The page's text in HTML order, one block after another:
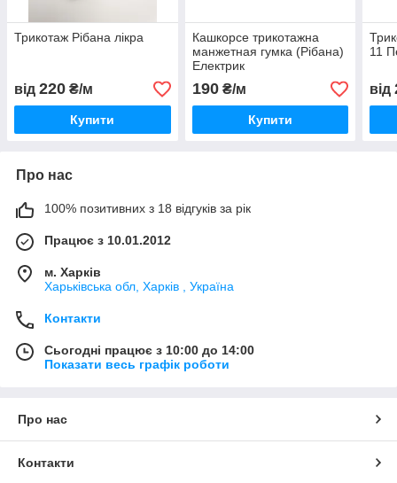
Трикотаж Рібана лікра
від 220 ₴/м
Купити
Кашкорсе трикотажна
манжетная гумка (Рібана)
Електрик
190₴/м
Купити
11
від
Про нас
100% позитивних з 18 відгуків за рік
Працює з 10.01.2012
м. Харків
Харьківська обл, Харків , Україна
Контакти
Сьогодні працює з 10:00 до 14:00
Показати весь графік роботи
Про нас
Контакти